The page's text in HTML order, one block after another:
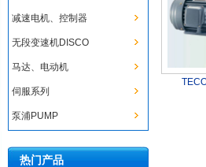
减速电机、控制器
无段变速机DISCO
马达、电动机
伺服系列
泵浦PUMP
热门产品